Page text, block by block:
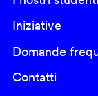
Iniziative
Domande
Contatti